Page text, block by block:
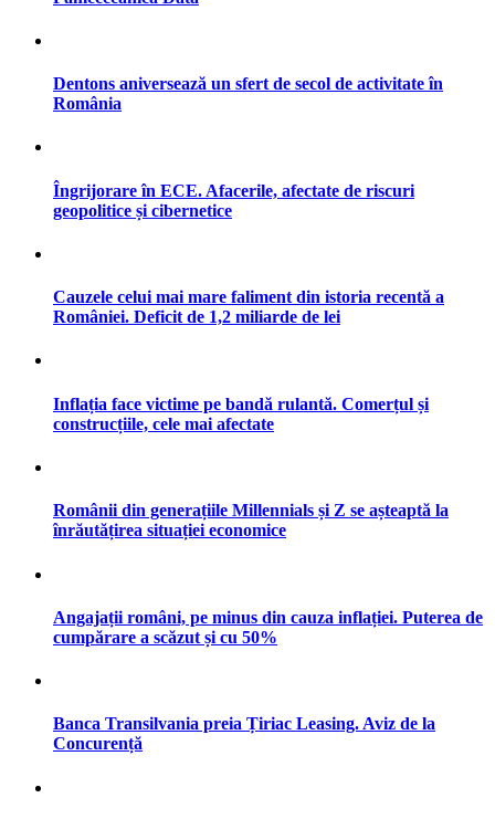
Dentons aniversează un sfert de secol de activitate în
România
Îngrijorare în ECE. Afacerile, afectate de riscuri
geopolitice și cibernetice
Cauzele celui mai mare faliment din istoria recentă a
României. Deficit de 1,2 miliarde de lei
Inflația face victime pe bandă rulantă. Comerțul și
construcțiile, cele mai afectate
Românii din generațiile Millennials și Z se așteaptă la
înrăutățirea situației economice
Angajații români, pe minus din cauza inflației. Puterea de
cumpărare a scăzut și cu 50%
Banca Transilvania preia Țiriac Leasing. Aviz de la
Concurență